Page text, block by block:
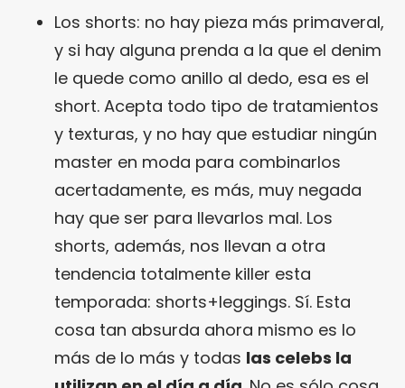
Los shorts: no hay pieza más primaveral,
y si hay alguna prenda a la que el denim
le quede como anillo al dedo, esa es el
short. Acepta todo tipo de tratamientos
y texturas, y no hay que estudiar ningún
master en moda para combinarlos
acertadamente, es más, muy negada
hay que ser para llevarlos mal. Los
shorts, además, nos llevan a otra
tendencia totalmente killer esta
temporada: shorts+leggings. Sí. Esta
cosa tan absurda ahora mismo es lo
más de lo más y todas las celebs la